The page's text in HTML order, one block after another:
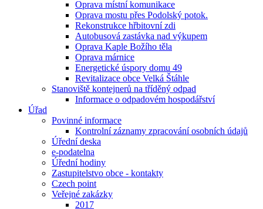
Oprava místní komunikace
Oprava mostu přes Podolský potok.
Rekonstrukce hřbitovní zdi
Autobusová zastávka nad výkupem
Oprava Kaple Božího těla
Oprava márnice
Energetické úspory domu 49
Revitalizace obce Velká Štáhle
Stanoviště kontejnerů na tříděný odpad
Informace o odpadovém hospodářství
Úřad
Povinné informace
Kontrolní záznamy zpracování osobních údajů
Úřední deska
e-podatelna
Úřední hodiny
Zastupitelstvo obce - kontakty
Czech point
Veřejné zakázky
2017